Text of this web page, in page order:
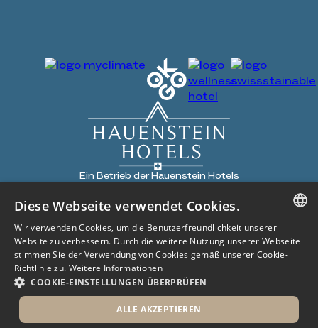
Impressum
AGB
Datenschutz
Ein Betrieb der Hauenstein Hotels
GERMAN
Diese Webseite verwendet Cookies.
Wir verwenden Cookies, um die Benutzerfreundlichkeit unserer
Website zu verbessern. Durch die weitere Nutzung unserer Webseite
stimmen Sie der Verwendung von Cookies gemäß unserer Cookie-
Richtlinie zu. Weitere Informationen
COOKIE-EINSTELLUNGEN ÜBERPRÜFEN
ALLE AKZEPTIEREN